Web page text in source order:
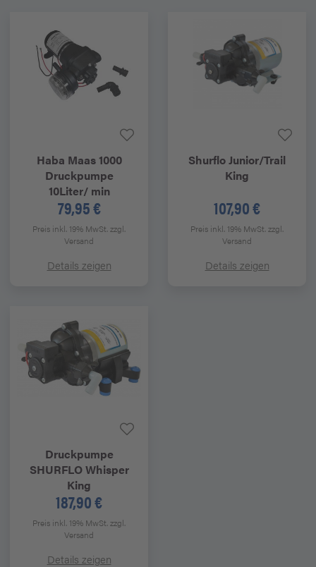
Haba Maas 1000
Druckpumpe
10Liter/ min
79,95 €
Preis inkl. 19% MwSt.zzgl.
Versand
Details zeigen
Shurflo Junior/Trail
King
107,90 €
Preis inkl. 19% MwSt.zzgl.
Versand
Details zeigen
Druckpumpe
SHURFLO Whisper
King
187,90 €
Preis inkl. 19% MwSt.zzgl.
Versand
Details zeigen